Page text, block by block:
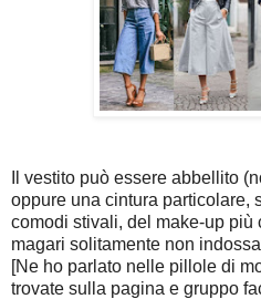
Il vestito può essere abbellito
oppure una cintura particolare,
comodi stivali, del make-up più
magari solitamente non
[Ne ho parlato nelle pillole di
trovate sulla pagina e gruppo